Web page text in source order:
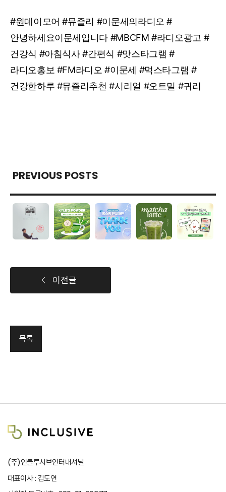
#원데이모어 #뮤즐리 #이문세의라디오 #
안녕하세요이문세입니다 #MBCFM #라디오광고 #
건강식 #아침식사 #간편식 #맛스타그램 #
라디오홍보 #FM라디오 #이문세 #먹스타그램 #
건강한하루 #뮤즐리추천 #시리얼 #오트밀 #귀리
PREVIOUS POSTS
이전글
목록
(주)인클루시브인터내셔널
대표이사 : 김도연